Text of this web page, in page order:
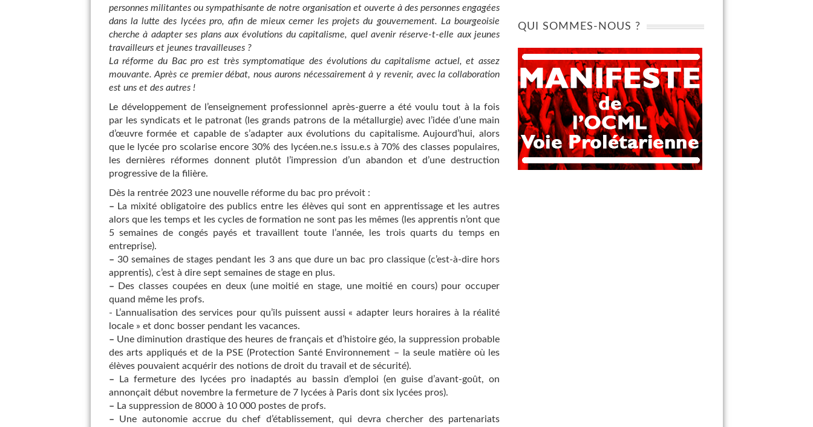
personnes militantes ou sympathisante de notre organisation et ouverte à des personnes engagées
dans la lutte des lycées pro, afin de mieux cerner les projets du gouvernement. La bourgeoisie
cherche à adapter ses plans aux évolutions du capitalisme, quel avenir réserve-t-elle aux jeunes
travailleurs et jeunes travailleuses ?
La réforme du Bac pro est très symptomatique des évolutions du capitalisme actuel, et assez
mouvante. Après ce premier débat, nous aurons nécessairement à y revenir, avec la collaboration
est uns et des autres !
Le développement de l’enseignement professionnel après-guerre a été voulu tout à la fois
par les syndicats et le patronat (les grands patrons de la métallurgie) avec l’idée d’une main
d’œuvre formée et capable de s’adapter aux évolutions du capitalisme. Aujourd’hui, alors
que le lycée pro scolarise encore 30% des lycéen.ne.s issu.e.s à 70% des classes populaires,
les dernières réformes donnent plutôt l’impression d’un abandon et d’une destruction
progressive de la filière.
Dès la rentrée 2023 une nouvelle réforme du bac pro prévoit :
– La mixité obligatoire des publics entre les élèves qui sont en apprentissage et les autres
alors que les temps et les cycles de formation ne sont pas les mêmes (les apprentis n’ont que
5 semaines de congés payés et travaillent toute l’année, les trois quarts du temps en
entreprise).
– 30 semaines de stages pendant les 3 ans que dure un bac pro classique (c’est-à-dire hors
apprentis), c’est à dire sept semaines de stage en plus.
– Des classes coupées en deux (une moitié en stage, une moitié en cours) pour occuper
quand même les profs.
- L’annualisation des services pour qu’ils puissent aussi « adapter leurs horaires à la réalité
locale » et donc bosser pendant les vacances.
– Une diminution drastique des heures de français et d’histoire géo, la suppression probable
des arts appliqués et de la PSE (Protection Santé Environnement – la seule matière où les
élèves pouvaient acquérir des notions de droit du travail et de sécurité).
– La fermeture des lycées pro inadaptés au bassin d’emploi (en guise d’avant-goût, on
annonçait début novembre la fermeture de 7 lycées à Paris dont six lycées pros).
– La suppression de 8000 à 10 000 postes de profs.
– Une autonomie accrue du chef d’établissement, qui devra chercher des partenariats
QUI SOMMES-NOUS ?